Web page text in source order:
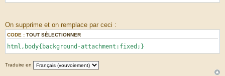
On supprime et on remplace par ceci :
CODE : TOUT SÉLECTIONNER
html,body{background-attachment:fixed;}
Traduire en